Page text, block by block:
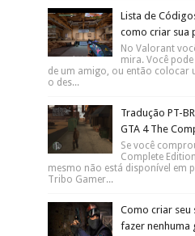
Lista de
como criar sua
No Valorant
mira. Você
de um amigo, ou então
o des...
Tradução PT-
GTA 4 The
Se você
Complete
mesmo não está disponível em
Tribo Gamer...
Como criar seu
fazer nenhuma